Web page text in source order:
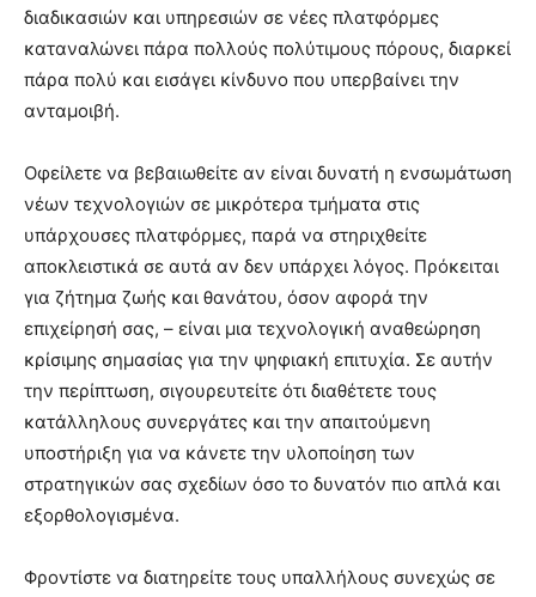
διαδικασιών και υπηρεσιών σε νέες πλατφόρμες
καταναλώνει πάρα πολλούς πολύτιμους πόρους, διαρκεί
πάρα πολύ και εισάγει κίνδυνο που υπερβαίνει την
ανταμοιβή.
Οφείλετε να βεβαιωθείτε αν είναι δυνατή η ενσωμάτωση
νέων τεχνολογιών σε μικρότερα τμήματα στις
υπάρχουσες πλατφόρμες, παρά να στηριχθείτε
αποκλειστικά σε αυτά αν δεν υπάρχει λόγος. Πρόκειται
για ζήτημα ζωής και θανάτου, όσον αφορά την
επιχείρησή σας, – είναι μια τεχνολογική αναθεώρηση
κρίσιμης σημασίας για την ψηφιακή επιτυχία. Σε αυτήν
την περίπτωση, σιγουρευτείτε ότι διαθέτετε τους
κατάλληλους συνεργάτες και την απαιτούμενη
υποστήριξη για να κάνετε την υλοποίηση των
στρατηγικών σας σχεδίων όσο το δυνατόν πιο απλά και
εξορθολογισμένα.
Φροντίστε να διατηρείτε τους υπαλλήλους συνεχώς σε